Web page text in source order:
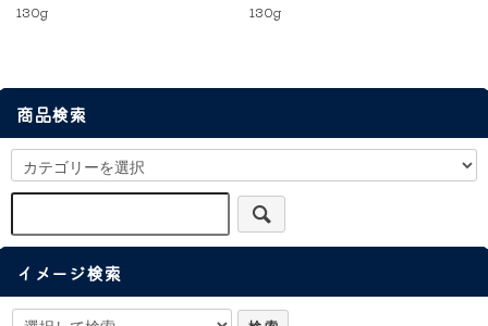
130g 130g
商品検索
イメージ検索